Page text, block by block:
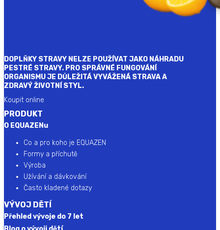
DOPLŇKY STRAVY NELZE POUŽÍVAT JAKO NÁHRADU
PESTRÉ STRAVY. PRO SPRÁVNÉ FUNGOVÁNÍ
ORGANISMU JE DŮLEŽITÁ VYVÁŽENÁ STRAVA A
ZDRAVÝ ŽIVOTNÍ STYL.
Koupit online
PRODUKT
O EQUAZENu
Co a pro koho je EQUAZEN
Formy a příchutě
Výroba
Užívání a dávkování
Často kladené dotazy
VÝVOJ DĚTÍ
Přehled vývoje do 7 let